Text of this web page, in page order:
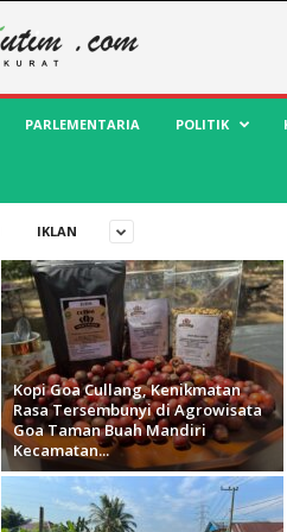
PARLEMENTARIA POLITIK
IKLAN
Kopi Goa Cullang, Kenikmatan
Rasa Tersembunyi di Agrowisata
Goa Taman Buah Mandiri
Kecamatan...